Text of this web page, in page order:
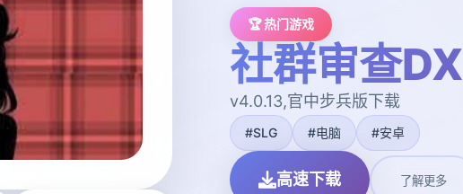
🏆 热门游戏
社群审查DX
v4.0.13,官中步兵版下载
#SLG #电脑 #安卓
高速下载 了解更多